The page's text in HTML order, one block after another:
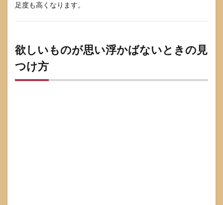
足度も高くなります。
欲しいものが思い浮かばないときの見
つけ方